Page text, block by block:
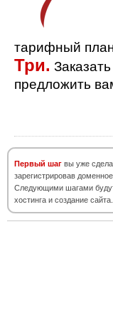
тарифный план
Три.
предложить
Первый шаг вы уже
зарегистрировав
Следующими шагами
хостинга и создание сайта.